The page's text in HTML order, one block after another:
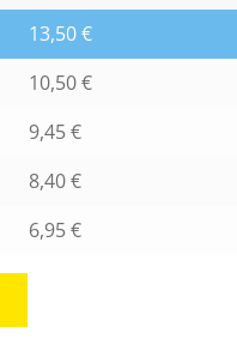
13,50€
10,50€
9,45€
8,40€
6,95€